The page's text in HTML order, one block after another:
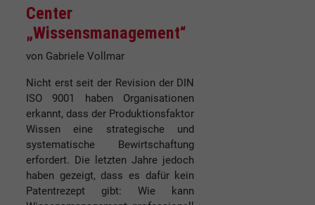
Center
„Wissensmanagement“
von Gabriele Vollmar
Nicht erst seit der Revision der DIN
ISO 9001 haben Organisationen
erkannt, dass der Produktionsfaktor
Wissen eine strategische und
systematische Bewirtschaftung
erfordert. Die letzten Jahre jedoch
haben gezeigt, dass es dafür kein
Patentrezept gibt: Wie kann